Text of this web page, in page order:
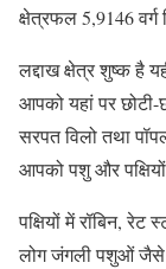
क्षेत्रफल 5,9146 वर्ग
लद्दाख क्षेत्र शुष्क है
आपको यहां पर छोटी-
सरपत विलो तथा
आपको पशु और
पक्षियों में रॉबिन, रेट
लोग जंगली पशुओं जैसे